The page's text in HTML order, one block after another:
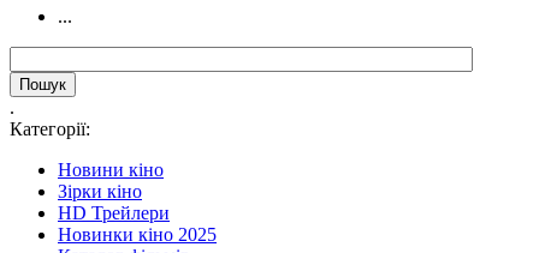
...
.
Категорії:
Новини кіно
Зірки кіно
HD Трейлери
Новинки кіно 2025